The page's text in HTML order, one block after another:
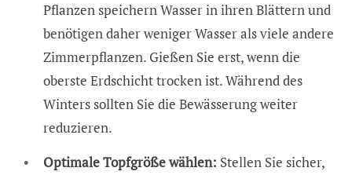
Pflanzen speichern Wasser in ihren Blättern und
benötigen daher weniger Wasser als viele andere
Zimmerpflanzen. Gießen Sie erst, wenn die
oberste Erdschicht trocken ist. Während des
Winters sollten Sie die Bewässerung weiter
reduzieren.
Optimale Topfgröße wählen: Stellen Sie sicher,